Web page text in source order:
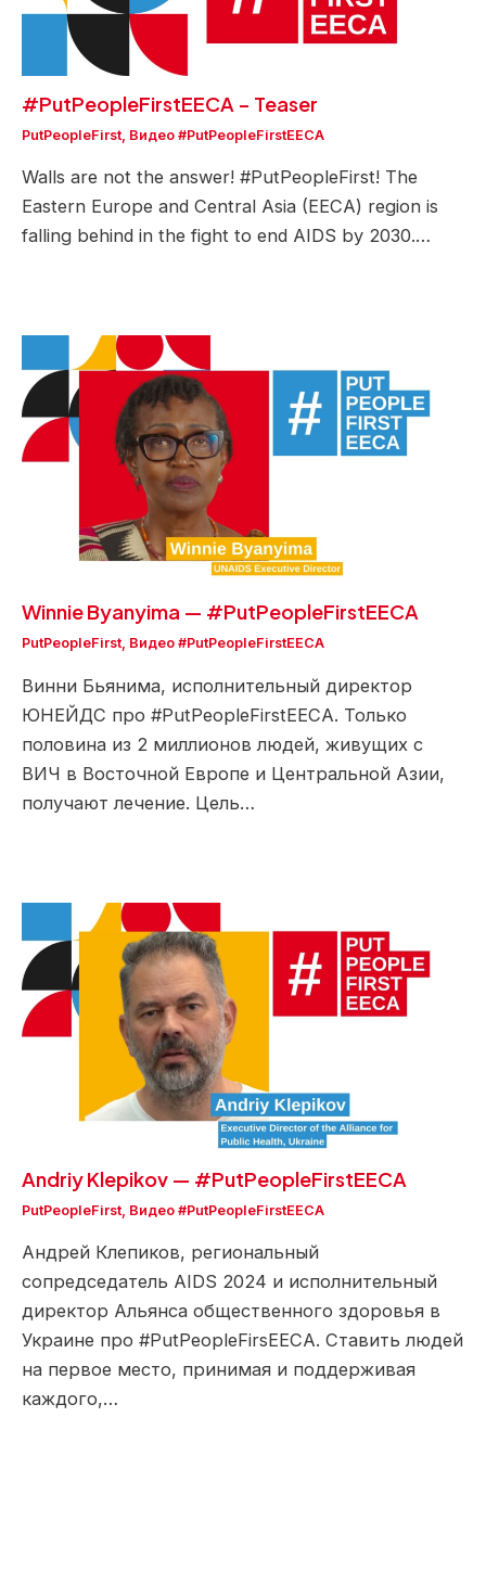
#PutPeopleFirstEECA – Teaser
PutPeopleFirst Видео #PutPeopleFirstEECA
Walls are not the answer! #PutPeopleFirst! The
Eastern Europe and Central Asia (EECA) region is
falling behind in the fight to end AIDS by 2030.…
Winnie Byanyima — #PutPeopleFirstEECA
PutPeopleFirst, Видео #PutPeopleFirstEECA
Винни Бьянима, исполнительный директор
ЮНЕЙДС про #PutPeopleFirstEECA. Только
половина из 2 миллионов людей, живущих с
ВИЧ в Восточной Европе и Центральной Азии,
получают лечение. Цель…
Andriy Klepikov — #PutPeopleFirstEECA
PutPeopleFirst Видео #PutPeopleFirstEECA
Андрей Клепиков, региональный
сопредседатель AIDS 2024 и исполнительный
директор Альянса общественного здоровья в
Украине про #PutPeopleFirsEECA. Ставить людей
на первое место, принимая и поддерживая
каждого,…